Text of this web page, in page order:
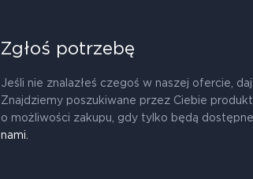
Zgłoś potrzebę
Jeśli nie znalazłeś czegoś w naszej ofercie,
Znajdziemy poszukiwane przez Ciebie
o możliwości zakupu, gdy tylko będą
nami.